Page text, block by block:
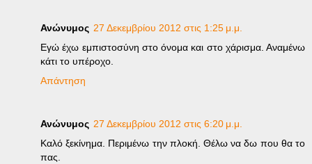
Ανώνυμος 27 Δεκεμβρίου 2012 στις 1:25 μ.μ.
Εγώ έχω εμπιστοσύνη στο όνομα και στο χάρισμα. Αναμένω
κάτι το υπέροχο.
Απάντηση
Ανώνυμος 27 Δεκεμβρίου 2012 στις 6:20 μ.μ.
Καλό ξεκίνημα. Περιμένω την πλοκή. Θέλω να δω που θα το
πας.